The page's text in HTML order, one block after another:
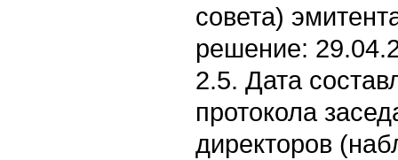
совета)
решение:
2.5. Дата
протокола
директоров